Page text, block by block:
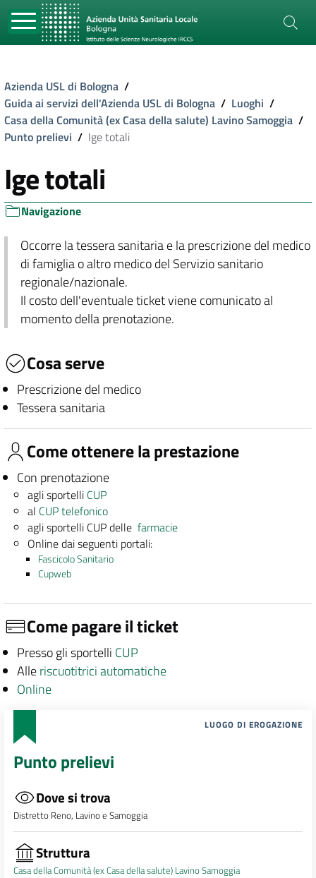
Azienda USL di Bologna /
Guida ai servizi dell'Azienda USL di Bologna / Luoghi /
Casa della Comunità (ex Casa della salute) Lavino Samoggia /
Punto prelievi / Ige totali
Ige totali
Navigazione
Occorre la tessera sanitaria e la prescrizione del medico
di famiglia o altro medico del Servizio sanitario
regionale/nazionale.
Il costo dell'eventuale ticket viene comunicato al
momento della prenotazione.
Cosa serve
Prescrizione del medico
Tessera sanitaria
Come ottenere la prestazione
Con prenotazione
agli sportelli CUP
al CUP telefonico
agli sportelli CUP dellefarmacie
Online dai seguenti portali:
Fascicolo Sanitario
Cupweb
Come pagare il ticket
Presso gli sportelli CUP
Alleriscuotitrici automatiche
Online
LUOGO DI EROGAZIONE
Punto prelievi
Dove si trova
Distretto Reno, Lavino e Samoggia
Struttura
Casa della Comunità (ex Casa della salute) Lavino Samoggia